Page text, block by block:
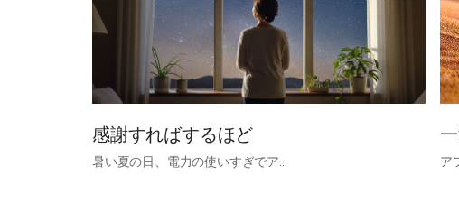
感謝すればするほど
暑い夏の日、電力の使いすぎでア… ア